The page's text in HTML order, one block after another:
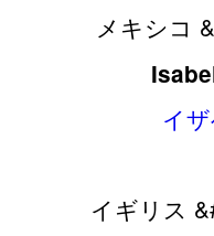
メキシコ
イ
イギリス